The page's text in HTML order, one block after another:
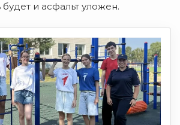
и асфальт уложен.